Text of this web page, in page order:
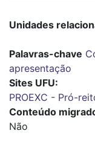
Unidades
Palavras-chave
apresentação
Sites UFU
PROEXC - Pró-
Conteúdo
Não